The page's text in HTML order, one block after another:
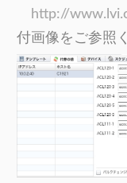
http://
付画像をご参照